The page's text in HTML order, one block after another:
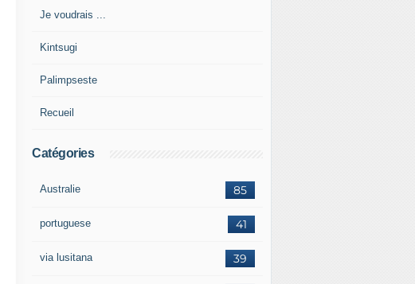
Je voudrais ...
Kintsugi
Palimpseste
Recueil
Catégories
85
Australie
41
portuguese
39
via lusitana